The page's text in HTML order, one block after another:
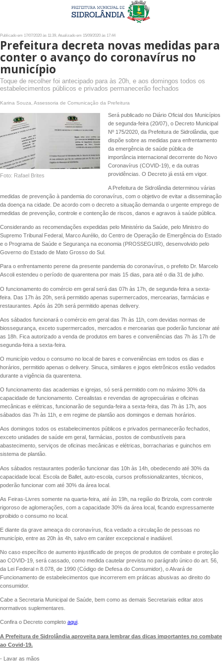
Publicado em 17/07/2020 às 11:39, Atualizado em 15/09/2020 às 17:44
Prefeitura decreta novas medidas para
conter o avanço do coronavírus no
município
Toque de recolher foi antecipado para às 20h, e aos domingos todos os
estabelecimentos públicos e privados permanecerão fechados
Karina Souza, Assessoria de Comunicação da Prefeitura
Foto: Rafael Brites
Será publicado no Diário Oficial dos Municípios
de segunda-feira (20/07), o Decreto Municipal
Nº 175/2020, da Prefeitura de Sidrolândia, que
dispõe sobre as medidas para enfrentamento
da emergência de saúde pública de
importância internacional decorrente do Novo
Coronavírus (COVID-19), e da outras
providências. O Decreto já está em vigor.
A Prefeitura de Sidrolândia determinou várias
medidas de prevenção à pandemia do coronavírus, com o objetivo de evitar a disseminação
da doença na cidade. De acordo com o decreto a situação demanda o urgente emprego de
medidas de prevenção, controle e contenção de riscos, danos e agravos à saúde pública.
Considerando as recomendações expedidas pelo Ministério da Saúde, pelo Ministro do
Supremo Tribunal Federal, Marco Aurélio, do Centro de Operação de Emergência do Estado
e o Programa de Saúde e Segurança na economia (PROSSEGUIR), desenvolvido pelo
Governo do Estado de Mato Grosso do Sul.
Para o enfrentamento perene da presente pandemia do coronavírus, o prefeito Dr. Marcelo
Ascoli estendeu o período de quarentena por mais 15 dias, para até o dia 31 de julho.
O funcionamento do comércio em geral será das 07h às 17h, de segunda-feira a sexta-
feira. Das 17h às 20h, será permitido apenas supermercados, mercearias, farmácias e
restaurantes. Após às 20h será permitido apenas delivery.
Aos sábados funcionará o comércio em geral das 7h às 11h, com devidas normas de
biossegurança, exceto supermercados, mercados e mercearias que poderão funcionar até
as 18h. Fica autorizado a venda de produtos em bares e conveniências das 7h às 17h de
segunda-feira a sexta-feira.
O município vedou o consumo no local de bares e conveniências em todos os dias e
horários, permitido apenas o delivery. Sinuca, similares e jogos eletrônicos estão vedados
durante a vigência da quarentena.
O funcionamento das academias e igrejas, só será permitido com no máximo 30% da
capacidade de funcionamento. Cerealistas e revendas de agropecuárias e oficinas
mecânicas e elétricas, funcionarão de segunda-feira a sexta-feira, das 7h às 17h, aos
sábados das 7h às 11h, e em regime de plantão aos domingos e demais horários.
Aos domingos todos os estabelecimentos públicos e privados permanecerão fechados,
exceto unidades de saúde em geral, farmácias, postos de combustíveis para
abastecimento, serviços de oficinas mecânicas e elétricas, borracharias e guinchos em
sistema de plantão.
Aos sábados restaurantes poderão funcionar das 10h às 14h, obedecendo até 30% da
capacidade local. Escola de Ballet, auto-escola, cursos profissionalizantes, técnicos,
poderão funcionar com até 30% da área local.
As Feiras-Livres somente na quarta-feira, até às 19h, na região do Brizola, com controle
rigoroso de aglomerações, com a capacidade 30% da área local, ficando expressamente
proibido o consumo no local.
E diante da grave ameaça do coronavírus, fica vedado a circulação de pessoas no
município, entre as 20h às 4h, salvo em caráter excepcional e inadiável.
No caso específico de aumento injustificado de preços de produtos de combate e proteção
ao COVID-19, será cassado, como medida cautelar prevista no parágrafo único do art. 56,
da Lei Federal n 8.078, de 1990 (Código de Defesa do Consumidor), o Alvará de
Funcionamento de estabelecimentos que incorrerem em práticas abusivas ao direito do
consumidor.
Cabe a Secretaria Municipal de Saúde, bem como as demais Secretariais editar atos
normativos suplementares.
Confira o Decreto completo aqui.
A Prefeitura de Sidrolândia aproveita para lembrar das dicas importantes no combate
ao Covid-19.
- Lavar as mãos